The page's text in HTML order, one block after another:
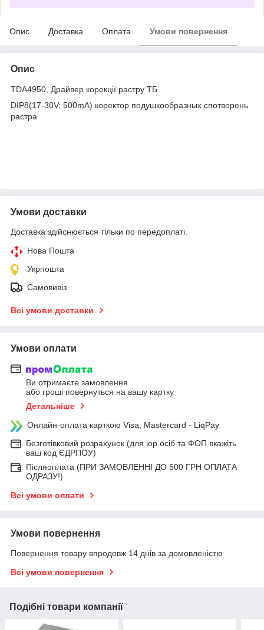
Опис Доставка Оплата Умови повернення
Опис
TDA4950, Драйвер корекції растру ТБ
DIP8(17-30V; 500mA) коректор подушкообразных спотворень
растра
Умови доставки
Доставка здійснюється тільки по передоплаті.
Нова Пошта
Укрпошта
Самовивіз
Всі умови доставки
Умови оплати
Ви отримаєте замовлення
або гроші повернуться на вашу картку
Детальніше
Онлайн-оплата карткою Visa, Mastercard - LiqPay
Безготівковий розрахунок (для юр.осіб та ФОП вкажіть
ваш код ЄДРПОУ)
Післяоплата (ПРИ ЗАМОВЛЕННІ ДО 500 ГРН ОПЛАТА
ОДРАЗУ!)
Всі умови оплати
Умови повернення
Повернення товару впродовж 14 днів за домовленістю
Всі умови повернення
Подібні товари компанії